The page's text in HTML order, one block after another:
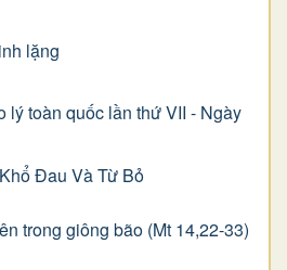
lặng
lý toàn quốc lần thứ VII - Ngày
Ðau Và Từ Bỏ
trong giông bão (Mt 14,22-33)